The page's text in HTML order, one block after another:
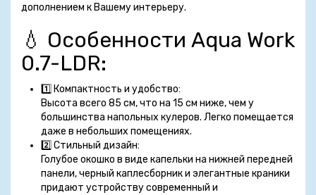
дополнением к Вашему интерьеру.
💧 Особенности Aqua Work
0.7-LDR:
1️⃣ Компактность и удобство:
Высота всего 85 см, что на 15 см ниже, чем у
большинства напольных кулеров. Легко помещается
даже в небольших помещениях.
2️⃣ Стильный дизайн:
Голубое окошко в виде капельки на нижней передней
панели, черный каплесборник и элегантные краники
придают устройству современный и